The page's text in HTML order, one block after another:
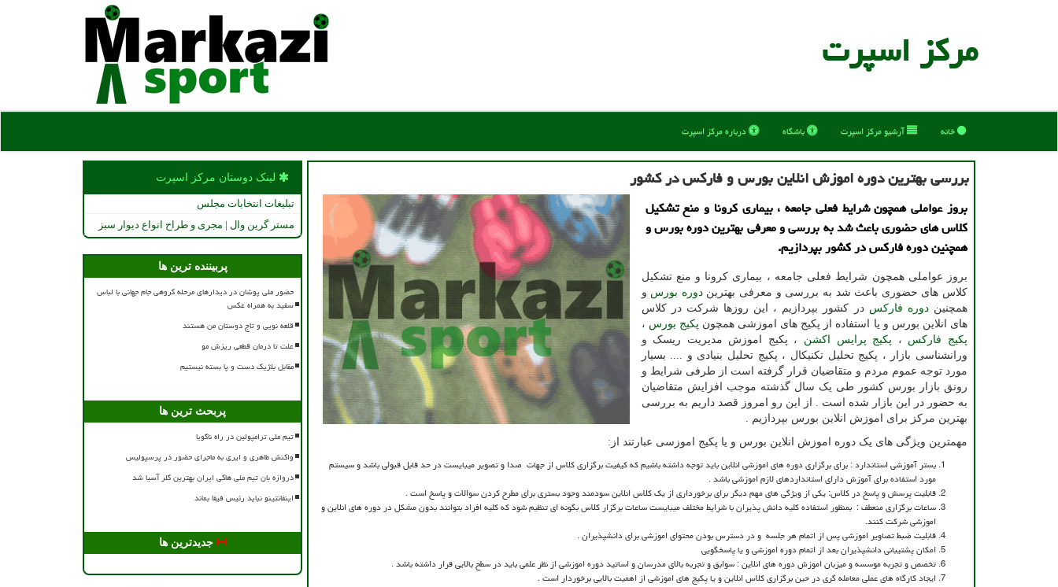
مركز اسپرت
خانه آرشیو مركز اسپرت باشگاه درباره مركز اسپرت
بررسی بهترین دوره اموزش انلاین بورس و فاركس در كشور
بروز عواملی همچون شرایط فعلی جامعه ، بیماری كرونا و منع تشكیل
كلاس های حضوری باعث شد به بررسی و معرفی بهترین دوره بورس و
همچنین دوره فاركس در كشور بپردازیم.
بروز عواملی همچون شرایط فعلی جامعه ، بیماری کرونا و منع تشکیل
کلاس های حضوری باعث شد به بررسی و معرفی بهتریندوره بورس و
همچنیندوره فارکس در کشور بپردازیم ، این روزها شرکت در کلاس
های انلاین بورس و یا استفاده از پکیج های اموزشی همچون پکیج بورس ،
پکیج فارکس ، پکیج پرایس اکشن ، پکیج اموزش مدیریت ریسک و
ورانشناسی بازار ، پکیج تحلیل تکنیکال ، پکیج تحلیل بنیادی و .... بسیار
مورد توجه عموم مردم و متقاضیان قرار گرفته است از طرفی شرایط و
رونق بازار بورس کشور طی یک سال گذشته موجب افزایش متقاضیان
به حضور در این بازار شده است . از این رو امروز قصد داریم به بررسی
بهترین مرکز برای اموزش انلاین بورس بپردازیم .
مهمترین ویژگی های یک دوره اموزش انلاین بورس و یا پکیج اموزسی عبارتند از:
بستر آموزشی استاندارد : برای برگزاری دوره های اموزشی انلاین باید توجه داشته باشیم که کیفیت برگزاری کلاس از جهات صدا و تصویر میبایست در حد قابل قبولی باشد و سیستم
مورد استفاده برای آموزش دارای استانداردهای لازم اموزشی باشد .
قابلیت پرسش و پاسخ در کلاس: یکی از ویژگی های مهم دیگر برای برخورداری از یک کلاس انلاین سودمند وجود بستری برای مطرح کردن سوالات و پاسخ است .
ساعات برگزاری منعطف : بمنظور استفاده کلیه دانش پذیران با شرایط مختلف میبایست ساعات برگزار کلاس بگونه ای تنظیم شود که کلیه افراد بتوانند بدون مشکل در دوره های انلاین و
اموزشی شرکت کنند.
قابلیت ضبط تصاویر اموزشی پس از اتمام هر جلسه و در دسترس بودن محتوای اموزشی برای دانشپذیران .
امکان پشتیبانی دانشپذیران بعد از اتمام دوره اموزشی و یا پاسخگویی
تخصص و تجربه موسسه و میزبان اموزش دوره های انلاین : سوابق و تجربه بالای مدرسان و اساتید دوره اموزشی از نظر علمی باید در سطح بالایی قرار داشته باشد .
ایجاد کارگاه های عملی معامله گری در حین برگزاری کلاس انلاین و یا پکیج های اموزشی از اهمیت بالایی برخوردار است .
لینک دوستان مركز اسپرت
تبلیغات انتخابات مجلس
مستر گرین وال | مجری و طراح انواع دیوار سبز
پربیننده ترین ها
حضور ملی پوشان در دیدارهای مرحله گروهی جام جهانی با لباس
سفید به همراه عکس
قلعه نویی و تاج دوستان من هستند
علت تا درمان قطعی ریزش مو
مقابل بلژیک دست و پا بسته نیستیم
پربحث ترین ها
تیم ملی ترامپولین در راه ناگویا
واکنش طاهری و ایری به ماجرای حضور در پرسپولیس
دروازه بان تیم ملی هاکی ایران بهترین گلر آسیا شد
اینفانتینو نباید رئیس فیفا بماند
جدیدترین ها